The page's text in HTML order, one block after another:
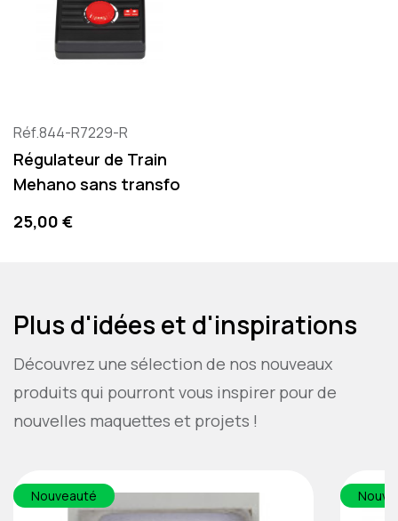
Réf.844-R7229-R
Régulateur de Train
Mehano sans transfo
Precio
25,00 €
Plus d'idées et d'inspirations
Découvrez une sélection de nos nouveaux
produits qui pourront vous inspirer pour de
nouvelles maquettes et projets !
Nouveauté